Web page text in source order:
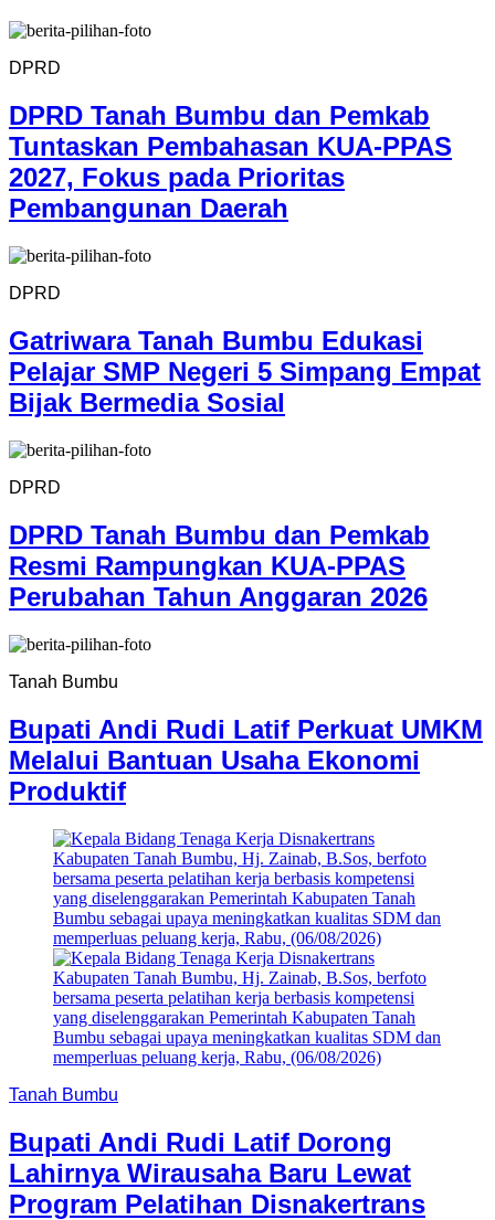
DPRD
DPRD Tanah Bumbu dan Pemkab
Tuntaskan Pembahasan KUA-PPAS
2027, Fokus pada Prioritas
Pembangunan Daerah
DPRD
Gatriwara Tanah Bumbu Edukasi
Pelajar SMP Negeri 5 Simpang Empat
Bijak Bermedia Sosial
DPRD
DPRD Tanah Bumbu dan Pemkab
Resmi Rampungkan KUA-PPAS
Perubahan Tahun Anggaran 2026
Tanah Bumbu
Bupati Andi Rudi Latif Perkuat UMKM
Melalui Bantuan Usaha Ekonomi
Produktif
Tanah Bumbu
Bupati Andi Rudi Latif Dorong
Lahirnya Wirausaha Baru Lewat
Program Pelatihan Disnakertrans